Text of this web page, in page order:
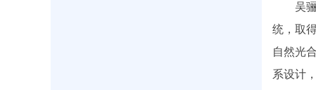
吴
统，取
自然光
系设计